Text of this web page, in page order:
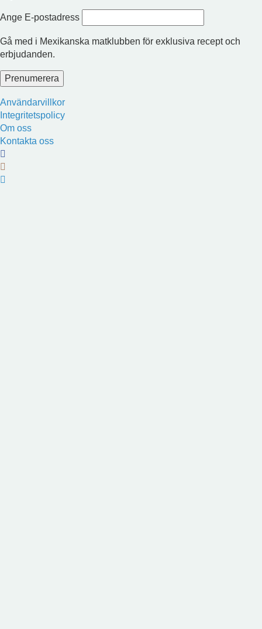
Ange E-postadress
Gå med i Mexikanska matklubben för exklusiva recept och
erbjudanden.
Användarvillkor
Integritetspolicy
Om oss
Kontakta oss